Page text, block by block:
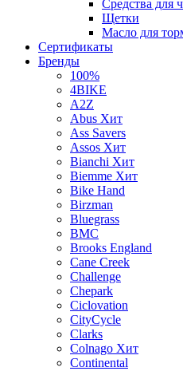
Средства для
Щетки
Масло для
Сертификаты
Бренды
100%
4BIKE
A2Z
Abus Хит
Ass Savers
Assos Хит
Bianchi Хит
Biemme Хит
Bike Hand
Birzman
Bluegrass
BMC
Brooks England
Cane Creek
Challenge
Chepark
Ciclovation
CityCycle
Clarks
Colnago Хит
Continental